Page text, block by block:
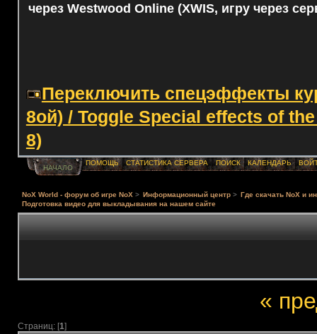
через Westwood Online (XWIS, игру через
Переключить спецэффекты
8ой) / Toggle Special effects of
8)
НАЧАЛО
ПОМОЩЬ СТАТИСТИКА СЕРВЕРА ПОИСК КАЛЕНДАРЬ
NoX World - форум об игре NoX > Информационный центр > Где скачать NoX и
Подготовка видео для выкладывания на нашем сайте
«
Страниц: [1]